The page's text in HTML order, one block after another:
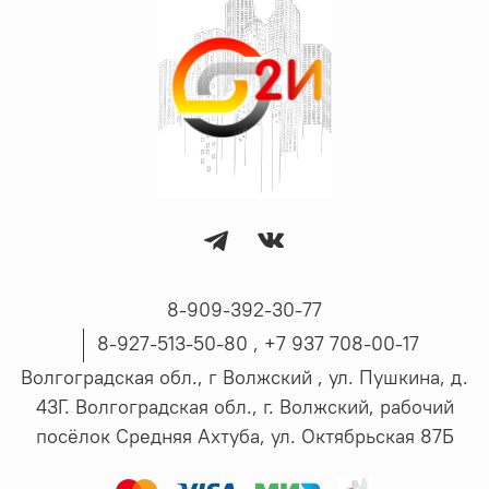
8-909-392-30-77
8-927-513-50-80 , ‪+7 937 708-00-17
Волгоградская обл., г Волжский , ул. Пушкина, д.
43Г. Волгоградская обл., г. Волжский, рабочий
посёлок Средняя Ахтуба, ул. Октябрьская 87Б